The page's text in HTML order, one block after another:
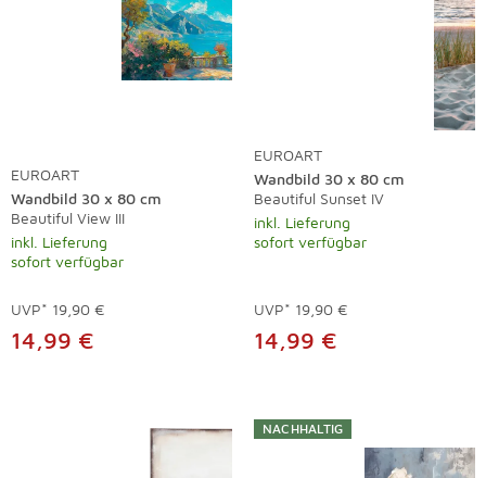
EUROART
Wandbild 30 x 80 cm
Beautiful View III
inkl. Lieferung
sofort verfügbar
UVP* 19,90 €
14,99 €
EUROART
Wandbild 30 x 80 cm
Beautiful Sunset IV
inkl. Lieferung
sofort verfügbar
UVP* 19,90 €
14,99 €
NACHHALTIG